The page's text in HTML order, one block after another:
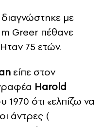
με
Greer πέθανε
75 ετών.
είπε στον
Harold
1970 ότι «ελπίζω να
άντρες (